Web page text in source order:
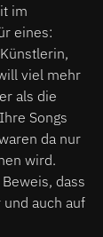
im
eines:
viel mehr
als die
Songs
da nur
wird.
dass
auch auf